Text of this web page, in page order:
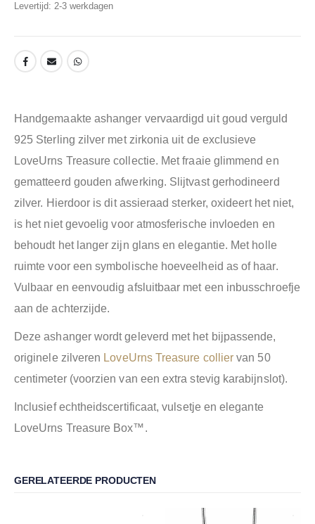
Levertijd: 2-3 werkdagen
Handgemaakte ashanger vervaardigd uit goud verguld
925 Sterling zilver met zirkonia uit de exclusieve
LoveUrns Treasure collectie. Met fraaie glimmend en
gematteerd gouden afwerking. Slijtvast gerhodineerd
zilver. Hierdoor is dit assieraad sterker, oxideert het niet,
is het niet gevoelig voor atmosferische invloeden en
behoudt het langer zijn glans en elegantie. Met holle
ruimte voor een symbolische hoeveelheid as of haar.
Vulbaar en eenvoudig afsluitbaar met een inbusschroefje
aan de achterzijde.
Deze ashanger wordt geleverd met het bijpassende,
originele zilveren LoveUrns Treasure collier van 50
centimeter (voorzien van een extra stevig karabijnslot).
Inclusief echtheidscertificaat, vulsetje en elegante
LoveUrns Treasure Box™.
GERELATEERDE PRODUCTEN